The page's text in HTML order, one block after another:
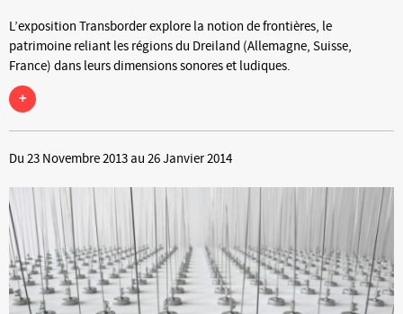
L’exposition Transborder explore la notion de frontières, le
patrimoine reliant les régions du Dreiland (Allemagne, Suisse,
France) dans leurs dimensions sonores et ludiques.
+
Du 23 Novembre 2013 au 26 Janvier 2014